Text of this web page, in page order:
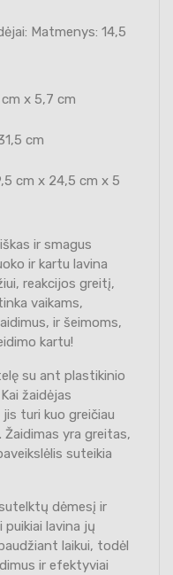
Matmenys: 14,5
x 5,7 cm
cm
cm x 24,5 cm x 5
ir smagus
ir kartu lavina
reakcijos greitį,
vaikams,
ir šeimoms,
kartu!
su ant plastikinio
žaidėjas
turi kuo greičiau
yra greitas,
suteikia
dėmesį ir
lavina jų
laikui, todėl
ir efektyviai